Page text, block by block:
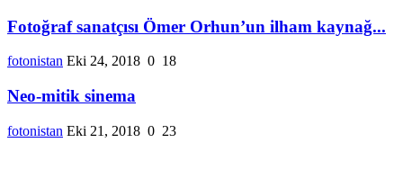
Fotoğraf sanatçısı Ömer Orhun’un ilham kaynağ...
fotonistan Eki 24, 2018 0 18
Neo-mitik sinema
fotonistan Eki 21, 2018 0 23